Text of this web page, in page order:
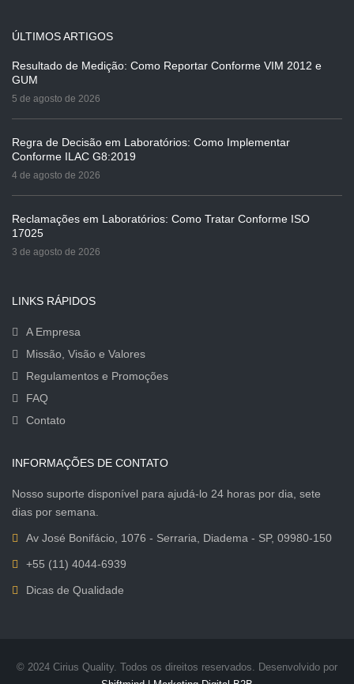
ÚLTIMOS ARTIGOS
Resultado de Medição: Como Reportar Conforme VIM 2012 e
GUM
5 de agosto de 2026
Regra de Decisão em Laboratórios: Como Implementar
Conforme ILAC G8:2019
4 de agosto de 2026
Reclamações em Laboratórios: Como Tratar Conforme ISO
17025
3 de agosto de 2026
LINKS RÁPIDOS
A Empresa
Missão, Visão e Valores
Regulamentos e Promoções
FAQ
Contato
INFORMAÇÕES DE CONTATO
Nosso suporte disponível para ajudá-lo 24 horas por dia, sete
dias por semana.
Av José Bonifácio, 1076 - Serraria, Diadema - SP, 09980-150
+55 (11) 4044-6939
Dicas de Qualidade
© 2024 Cirius Quality. Todos os direitos reservados. Desenvolvido por